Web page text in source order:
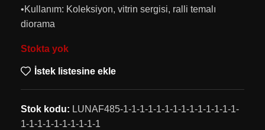
•Kullanım: Koleksiyon, vitrin sergisi, ralli temalı
diorama
Stokta yok
İstek listesine ekle
Stok kodu: LUNAF485-1-1-1-1-1-1-1-1-1-1-1-1-1-1-
1-1-1-1-1-1-1-1-1-1